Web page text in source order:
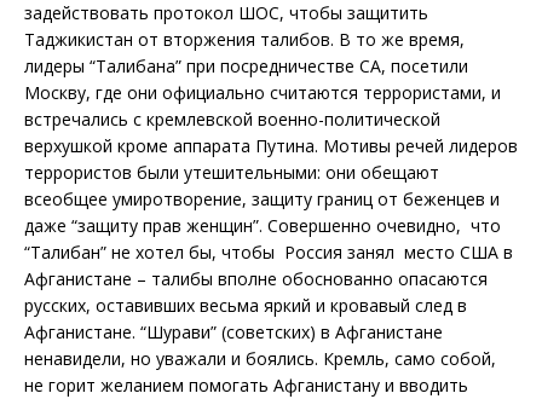
задействовать протокол ШОС, чтобы защитить
Таджикистан от вторжения талибов. В то же время,
лидеры “Талибана” при посредничестве СА, посетили
Москву, где они официально считаются террористами, и
встречались с кремлевской военно-политической
верхушкой кроме аппарата Путина. Мотивы речей лидеров
террористов были утешительными: они обещают
всеобщее умиротворение, защиту границ от беженцев и
даже “защиту прав женщин”. Совершенно очевидно, что
“Талибан” не хотел бы, чтобы Россия занял место США в
Афганистане – талибы вполне обоснованно опасаются
русских, оставивших весьма яркий и кровавый след в
Афганистане. “Шурави” (советских) в Афганистане
ненавидели, но уважали и боялись. Кремль, само собой,
не горит желанием помогать Афганистану и вводить